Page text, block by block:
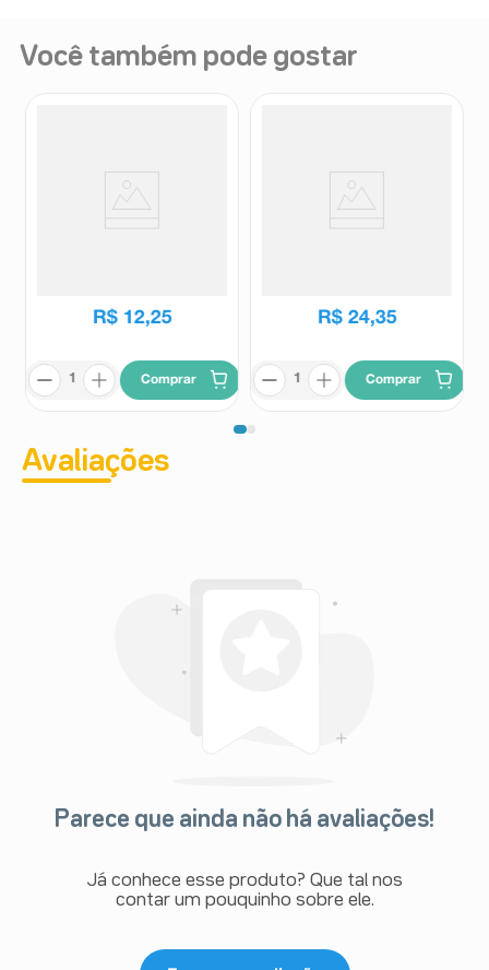
Você também pode gostar
R$ 12,25
Comprar
R$ 24,35
Comprar
Avaliações
Parece que ainda não há avaliações!
Já conhece esse produto? Que tal nos
contar um pouquinho sobre ele.